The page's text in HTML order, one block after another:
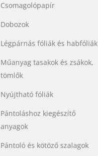
Csomagolópapír
Dobozok
Légpárnás fóliák és habfóliák
Műanyag tasakok és zsákok,
tömlők
Nyújtható fóliák
Pántoláshoz kiegészítő
anyagok
Pántoló és kötöző szalagok